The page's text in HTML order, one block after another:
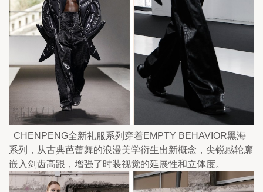
CHENPENG全新礼服系列穿着EMPTY BEHAVIOR黑海
系列，从古典芭蕾舞的浪漫美学衍生出新概念，尖锐感轮廓
嵌入剑齿高跟，增强了时装视觉的延展性和立体度。